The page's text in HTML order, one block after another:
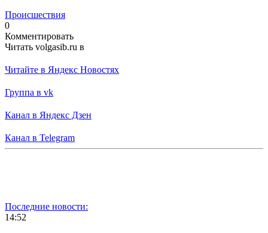
Происшествия
0
Комментировать
Читать volgasib.ru в
Читайте в Яндекс Новостях
Группа в vk
Канал в Яндекс Дзен
Канал в Telegram
Последние новости:
14:52